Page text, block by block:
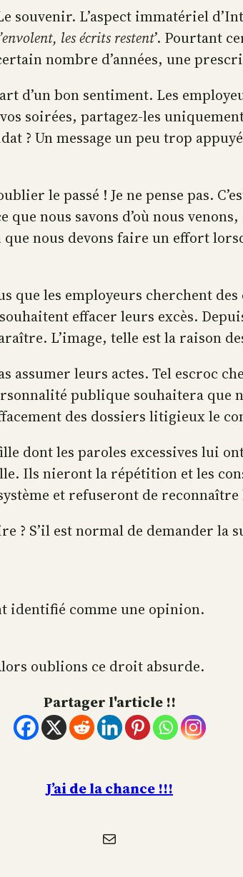
souvenir. L’aspect immatériel
les écrits restent’. Pourtant
nombre d’années, une
d’un bon sentiment. Les
soirées, partagez-les
? Un message un peu trop
le passé ! Je ne pense pas.
nous savons d’où nous
nous devons faire un effort
que les employeurs cherchent
effacer leurs excès.
L’image, telle est la raison
assumer leurs actes. Tel escroc
publique souhaitera que
des dossiers litigieux le
dont les paroles excessives lui
Ils nieront la répétition et les
et refuseront de
? S’il est normal de demander
identifié comme une opinion.
oublions ce droit absurde.
Partager l'article !!
J’ai de la chance !!!
E-mail